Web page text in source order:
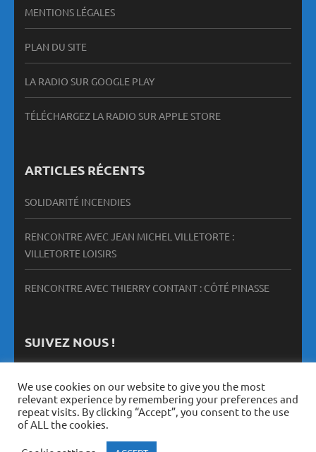
MENTIONS LÉGALES
PLAN DU SITE
LA RADIO SUR GOOGLE PLAY
TÉLÉCHARGEZ LA RADIO SUR APPLE STORE
ARTICLES RÉCENTS
SOLIDARITÉ INCENDIES
RENCONTRE AVEC JEAN MICHEL VILLETORTE :
VILLETORTE LOISIRS
RENCONTRE AVEC THIERRY CONTANT : CÔTÉ PINASSE
SUIVEZ NOUS !
We use cookies on our website to give you the most
relevant experience by remembering your preferences and
repeat visits. By clicking “Accept”, you consent to the use
of ALL the cookies.